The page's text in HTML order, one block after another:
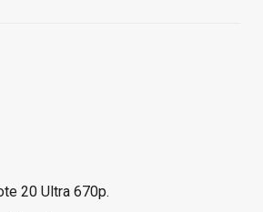
20 Ultra 670p.